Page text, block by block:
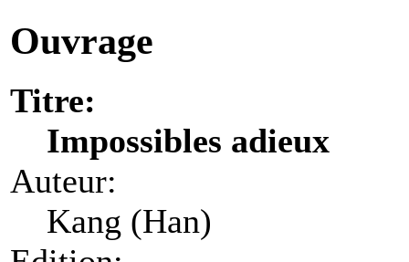
Ouvrage
Titre:
Impossibles adieux
Auteur:
Kang (Han)